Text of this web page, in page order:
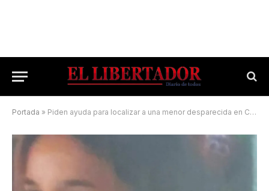
Portada » Piden ayuda para localizar a una menor desparecida en Corrientes